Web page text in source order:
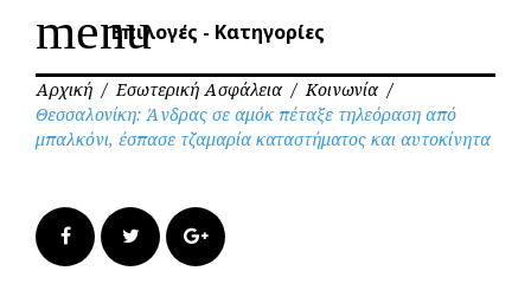
menuΕπιλογές - Κατηγορίες
Αρχική / Εσωτερική Ασφάλεια / Κοινωνία /
Θεσσαλονίκη: Άνδρας σε αμόκ πέταξε τηλεόραση από
μπαλκόνι, έσπασε τζαμαρία καταστήματος και αυτοκίνητα
FacebookTwitter Google+